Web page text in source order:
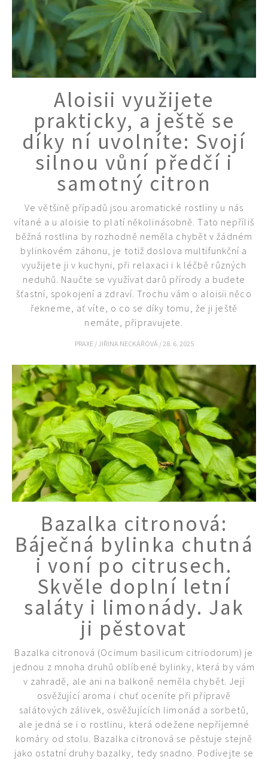
Naše krásná zahrada
Objednat >
74 Kč
Objednat >
Aloisii využijete
prakticky, a ještě se
díky ní uvolníte: Svojí
silnou vůní předčí i
samotný citron
Ve většině případů jsou aromatické rostliny u nás
vítané a u aloisie to platí několinásobně. Tato nepříliš
běžná rostlina by rozhodně neměla chybět v žádném
bylinkovém záhonu, je totiž doslova multifunkční a
využijete ji v kuchyni, při relaxaci i k léčbě různých
neduhů. Naučte se využívat darů přírody a budete
šťastní, spokojení a zdraví. Trochu vám o aloisii něco
řekneme, ať víte, o co se díky tomu, že ji ještě
nemáte, připravujete.
PRAXE / JIŘINA NECKÁŘOVÁ / 28. 6. 2025
Bazalka citronová:
Báječná bylinka chutná
i voní po citrusech.
Skvěle doplní letní
saláty i limonády. Jak
ji pěstovat
Bazalka citronová (Ocimum basilicum citriodorum) je
jednou z mnoha druhů oblíbené bylinky, která by vám
v zahradě, ale ani na balkoně neměla chybět. Její
osvěžující aroma i chuť oceníte při přípravě
salátových zálivek, osvěžujících limonád a sorbetů,
ale jedná se i o rostlinu, která odežene nepříjemné
komáry od stolu. Bazalka citronová se pěstuje stejně
jako ostatní druhy bazalky, tedy snadno. Podívejte se